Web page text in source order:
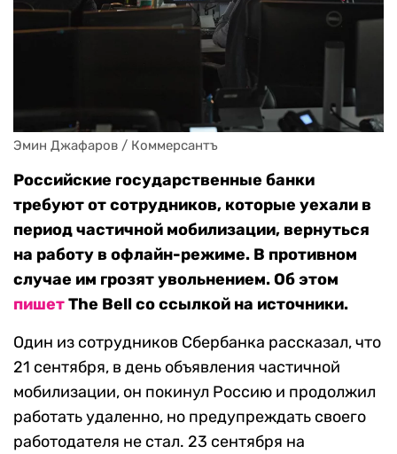
Эмин Джафаров / Коммерсантъ
Российские государственные банки
требуют от сотрудников, которые уехали в
период частичной мобилизации, вернуться
на работу в офлайн-режиме. В противном
случае им грозят увольнением. Об этом
пишетThe Bell со ссылкой на источники.
Один из сотрудников Сбербанка рассказал, что
21 сентября, в день объявления частичной
мобилизации, он покинул Россию и продолжил
работать удаленно, но предупреждать своего
работодателя не стал. 23 сентября на